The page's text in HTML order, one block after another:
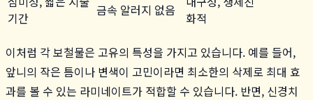
기간
금속 알러지 없음
화적
이처럼 각 보철물은 고유의 특성을 가지고 있습니다. 예를 들어,
앞니의 작은 틈이나 변색이 고민이라면 최소한의 삭제로 최대 효
과를 볼 수 있는 라미네이트가 적합할 수 있습니다. 반면, 신경치